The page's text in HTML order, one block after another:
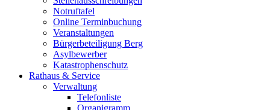
Notruftafel
Online Terminbuchung
Veranstaltungen
Bürgerbeteiligung Berg
Asylbewerber
Katastrophenschutz
Rathaus & Service
Verwaltung
Telefonliste
Organigramm